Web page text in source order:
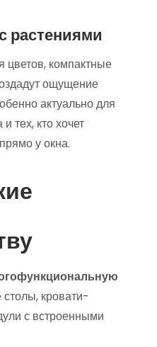
растениями
цветов, компактные
ощущение
актуально для
тех, кто хочет
у окна.
кровати-
с встроенными